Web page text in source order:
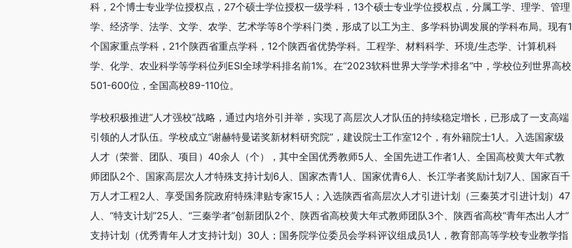
科，2个博士专业学位授权点，27个硕士学位授权一级学科，13个硕士专业学位授权点，分属工学、理学、管理
学、经济学、法学、文学、农学、艺术学等8个学科门类，形成了以工为主、多学科协调发展的学科布局。现有1
个国家重点学科，21个陕西省重点学科，12个陕西省优势学科。工程学、材料科学、环境/生态学、计算机科
学、化学、农业科学等学科位列ESI全球学科排名前1%。在“2023软科世界大学学术排名”中，学校位列世界高校
501-600位，全国高校89-110位。
学校积极推进“人才强校”战略，通过内培外引并举，实现了高层次人才队伍的持续稳定增长，已形成了一支高端
引领的人才队伍。学校成立“谢赫特曼诺奖新材料研究院”，建设院士工作室12个，有外籍院士1人。入选国家级
人才（荣誉、团队、项目）40余人（个），其中全国优秀教师5人、全国先进工作者1人、全国高校黄大年式教
师团队2个、国家高层次人才特殊支持计划6人、国家杰青1人、国家优青6人、长江学者奖励计划7人、国家百千
万人才工程2人、享受国务院政府特殊津贴专家15人；入选陕西省高层次人才引进计划（三秦英才引进计划）47
人、“特支计划”25人、“三秦学者”创新团队2个、陕西省高校黄大年式教师团队3个、陕西省高校“青年杰出人才”
支持计划（优秀青年人才支持计划）30人；国务院学位委员会学科评议组成员1人，教育部高等学校专业教学指